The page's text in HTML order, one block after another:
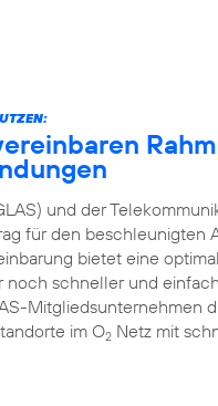
und der
für den beschleunigten
bietet eine
schneller und
Mitgliedsunternehmen
im O2 Netz mit